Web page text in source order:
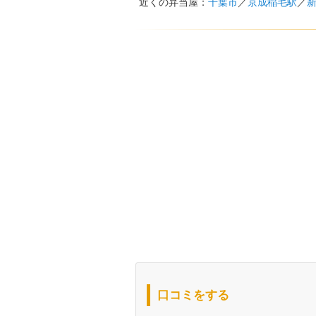
近くの弁当屋： 千葉市／京成稲毛駅 ／
口コミをする